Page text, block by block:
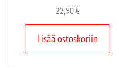
22,90€
Lisää ostoskoriin